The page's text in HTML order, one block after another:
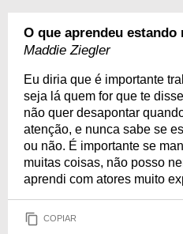
O que aprendeu
Maddie Ziegler
Eu diria que é importante
seja lá quem for que te
não quer desapontar
atenção, e nunca sabe se
ou não. É importante se
muitas coisas, não posso
aprendi com atores muito
COPIAR